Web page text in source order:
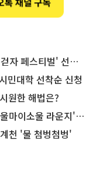
티벌' 선착순 5천명
민대학 선착순 신청
원한 해법은?
소울 라운지' 오픈
천 '물 첨벙첨벙'